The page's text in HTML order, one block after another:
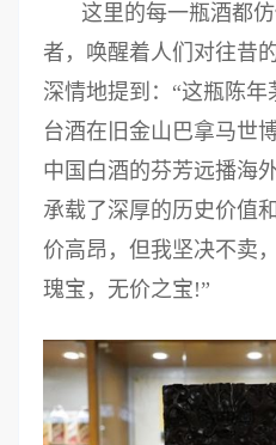
这里的每一瓶酒都
者，唤醒着人们对往昔
深情地提到：“这瓶陈年
台酒在旧金山巴拿马世
中国白酒的芬芳远播海
承载了深厚的历史价值
价高昂，但我坚决不卖
瑰宝，无价之宝!”